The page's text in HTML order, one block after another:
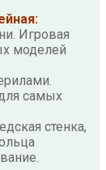
Игровая
моделей
самых
стенка,